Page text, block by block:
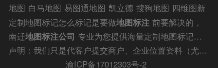
地图 白马地图 易图通地图 凯立德 搜狗地图 四维图新
地图 车载地图 导航地图 手机地图 搜搜地图 好搜地图
老虎地图 电子地图 卫星地图 美团地图 大众点评地图
苹果 导航犬 老虎
定制地图标记怎么标记是要做地图标注 前要解决的，
南迁地图标注公司 专业为您提供海量定制地图标记怎
么标记解答信息，为您的企业商户、门店地图标注 快声明：我们只是代客户提交商户、企业位置资料（尤其是不会操作觉得繁琐的客户），不是地图标注平台方。所提供服务为商业有偿帮助咨询人工服务费，全程都是人工提交资料，自身并不能对第三方网站的原始内容进行编辑，请知悉。
渝ICP备17012303号-2